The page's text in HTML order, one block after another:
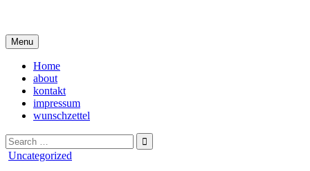
content
Menu
Home
about
kontakt
impressum
wunschzettel
Search
for:
Posted
Uncategorized